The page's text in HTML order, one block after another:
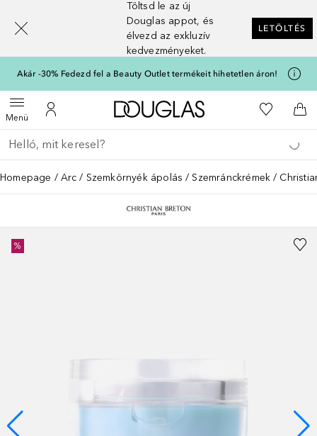
Töltsd le az új
Douglas appot, és
élvezd az exkluzív
kedvezményeket.
LETÖLTÉS
Akár -30% Fedezd fel a Beauty Outlet termékeit hihetetlen áron!
MenüMenü megnyitása
A fiókomhoz
A Douglas Főoldalra
A
Menj vissza
Keresés végrehajtása
Homepage Arc Szemkörnyék ápolás Szemránckrémek
%
[navigation.slideout.screenreader]